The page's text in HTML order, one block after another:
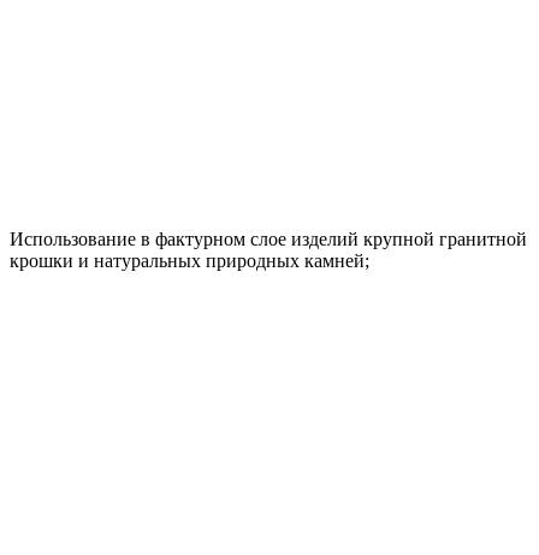
Использование в фактурном слое изделий крупной гранитной
крошки и натуральных природных камней;